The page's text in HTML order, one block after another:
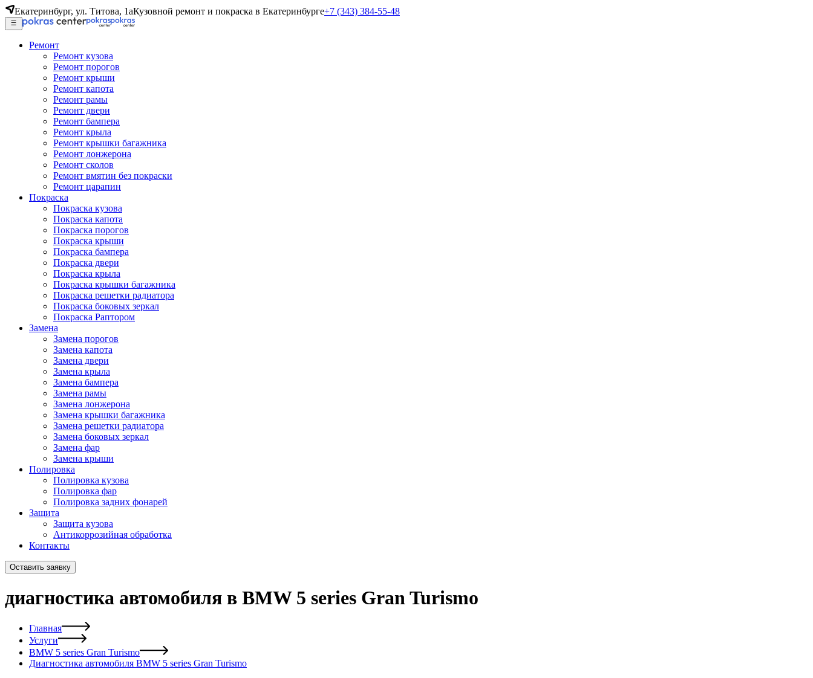
Екатеринбург, ул. Титова, 1аКузовной ремонт и покраска в Екатеринбурге+7 (343) 384-55-48
Ремонт
Ремонт кузова
Ремонт порогов
Ремонт крыши
Ремонт капота
Ремонт рамы
Ремонт двери
Ремонт бампера
Ремонт крыла
Ремонт крышки багажника
Ремонт лонжерона
Ремонт сколов
Ремонт вмятин без покраски
Ремонт царапин
Покраска
Покраска кузова
Покраска капота
Покраска порогов
Покраска крыши
Покраска бампера
Покраска двери
Покраска крыла
Покраска крышки багажника
Покраска решетки радиатора
Покраска боковых зеркал
Покраска Раптором
Замена
Замена порогов
Замена капота
Замена двери
Замена крыла
Замена бампера
Замена рамы
Замена лонжерона
Замена крышки багажника
Замена решетки радиатора
Замена боковых зеркал
Замена фар
Замена крыши
Полировка
Полировка кузова
Полировка фар
Полировка задних фонарей
Защита
Защита кузова
Антикоррозийная обработка
Контакты
Оставить заявку
диагностика автомобиля в BMW 5 series Gran Turismo
Главная
Услуги
BMW 5 series Gran Turismo
Диагностика автомобиля BMW 5 series Gran Turismo